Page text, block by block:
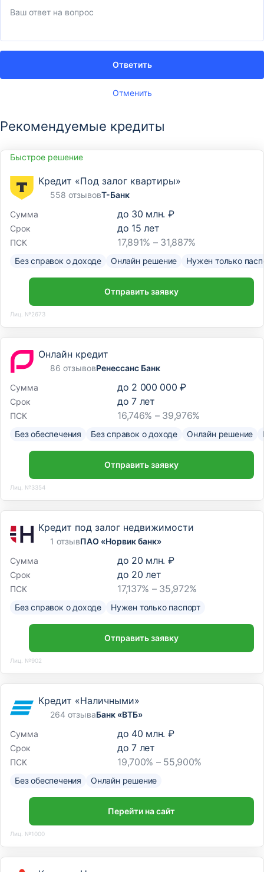
Отменить
Ответить
Рекомендуемые кредиты
Быстрое решение
Кредит «Под залог квартиры»
558 отзывовТ-Банк
Сумма
до 30 млн. ₽
Срок до 15 лет
ПСК 17,891% – 31,887%
Без справок о доходе Онлайн решение Нужен только
Отправить заявку
Лиц. №2673
Онлайн кредит
86 отзывовРенессанс Банк
Сумма
до 2 000 000 ₽
Срок до7лет
ПСК 16,746% – 39,976%
Без обеспечения Без справок о доходе Онлайн решение
Отправить заявку
Лиц. №3354
Кредит под залог недвижимости
1 отзывПАО «Норвик банк»
Сумма
до 20 млн. ₽
Срок до 20 лет
ПСК 17,137% – 35,972%
Без справок о доходе Нужен только паспорт
Отправить заявку
Лиц. №902
Кредит «Наличными»
264 отзываБанк «ВТБ»
Сумма
до 40 млн. ₽
Срок до7лет
ПСК 19,700% – 55,900%
Без обеспечения Онлайн решение
Перейти на сайт
Лиц. №1000